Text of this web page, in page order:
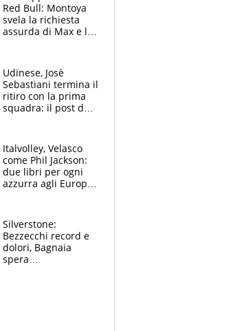
Red Bull: Montoya
svela la richiesta
assurda di Max e lo
McLaren siano
meglio?”
Udinese, Josè
Sebastiani termina il
ritiro con la prima
squadra: il post del
sfondo
Italvolley, Velasco
come Phil Jackson:
due libri per ogni
azzurra agli Europei.
Silverstone:
Bezzecchi record e
dolori, Bagnaia
spera